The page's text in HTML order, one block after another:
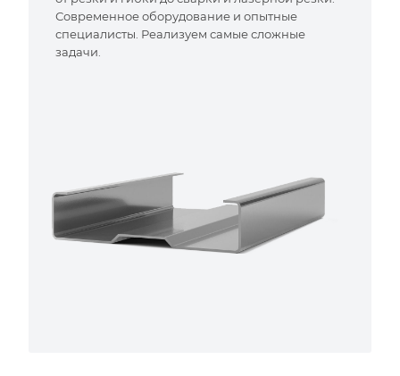
Современное оборудование и опытные
специалисты. Реализуем самые сложные
задачи.